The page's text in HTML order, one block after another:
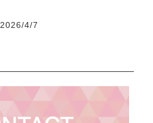
2026/4/7